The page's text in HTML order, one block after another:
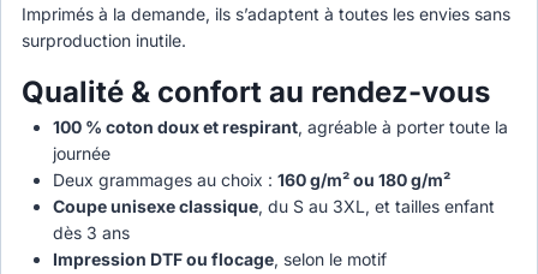
Imprimés à la demande, ils s’adaptent à toutes les envies sans
surproduction inutile.
Qualité & confort au rendez-vous
100 % coton doux et respirant, agréable à porter toute la
journée
Deux grammages au choix : 160 g/m² ou 180 g/m²
Coupe unisexe classique, du S au 3XL, et tailles enfant
dès 3 ans
Impression DTF ou flocage, selon le motif